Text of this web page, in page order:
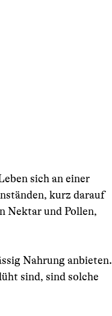
sich an einer
kurz darauf
Nektar und Pollen,
Nahrung anbieten.
sind, sind solche